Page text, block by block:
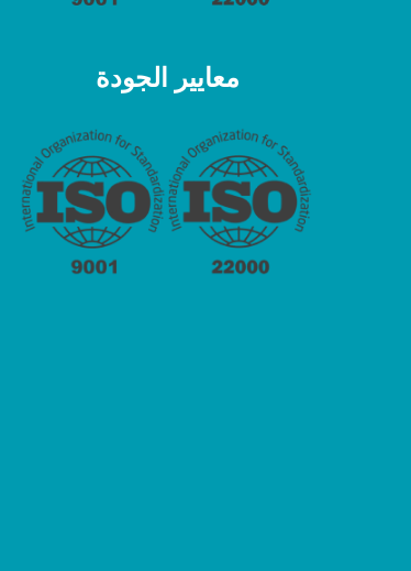
معايير الجودة